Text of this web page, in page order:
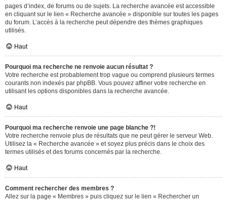
pages d’index, de forums ou de sujets. La recherche avancée est accessible
en cliquant sur le lien « Recherche avancée » disponible sur toutes les pages
du forum. L’accès à la recherche peut dépendre des thèmes graphiques
utilisés.
Haut
Pourquoi ma recherche ne renvoie aucun résultat ?
Votre recherche est probablement trop vague ou comprend plusieurs termes
courants non indexés par phpBB. Vous pouvez affiner votre recherche en
utilisant les options disponibles dans la recherche avancée.
Haut
Pourquoi ma recherche renvoie une page blanche ?!
Votre recherche renvoie plus de résultats que ne peut gérer le serveur Web.
Utilisez la « Recherche avancée » et soyez plus précis dans le choix des
termes utilisés et des forums concernés par la recherche.
Haut
Comment rechercher des membres ?
Allez sur la page « Membres » puis cliquez sur le lien « Rechercher un